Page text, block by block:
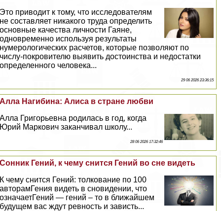
Это приводит к тому, что исследователям
не составляет никакого труда определить
основные качества личности Гаяне,
одновременно используя результаты
нумерологических расчетов, которые позволяют по
числу-покровителю выявить достоинства и недостатки
определенного человека...
29 06 2026 23:36:15
Алла Нагибина: Алиса в стране любви
Алла Григорьевна родилась в год, когда
Юрий Маркович заканчивал школу...
28 06 2026 17:32:46
Сонник Гений, к чему снится Гений во сне видеть
К чему снится Гений: толкование по 100
авторамГения видеть в сновидении, что
означаетГений — гений – то в ближайшем
будущем вас ждут ревность и зависть...